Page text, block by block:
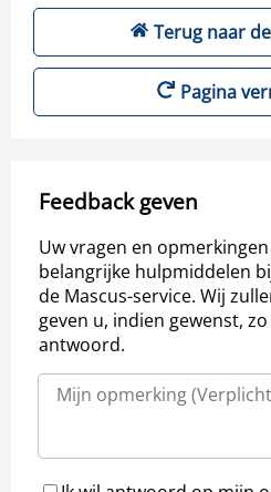
Terug naar
Pagina
Feedback geven
Uw vragen en
belangrijke hulpmiddelen
de Mascus-service. Wij
geven u, indien gewenst,
antwoord.